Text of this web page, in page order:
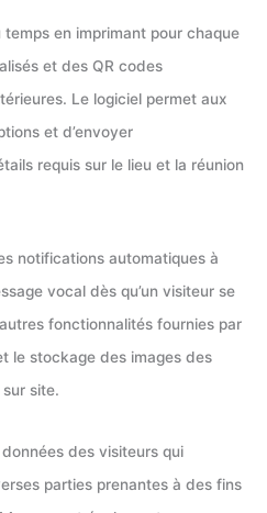
en imprimant pour chaque
et des QR codes
Le logiciel permet aux
et d’envoyer
requis sur le lieu et la réunion
notifications automatiques à
vocal dès qu’un visiteur se
fonctionnalités fournies par
le stockage des images des
site.
des visiteurs qui
parties prenantes à des fins